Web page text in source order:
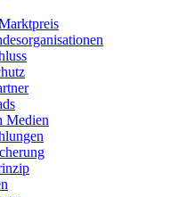
Medien